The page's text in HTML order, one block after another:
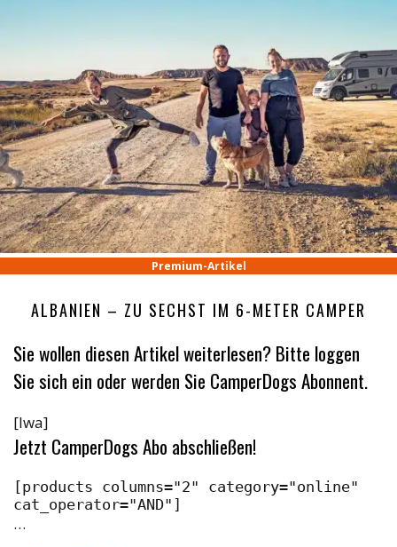
Premium-Artikel
ALBANIEN – ZU SECHST IM 6-METER CAMPER
Sie wollen diesen Artikel weiterlesen? Bitte loggen
Sie sich ein oder werden Sie CamperDogs Abonnent.
[lwa]
Jetzt CamperDogs Abo abschließen!
[products columns="2" category="online"
cat_operator="AND"]
…